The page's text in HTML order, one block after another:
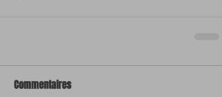
Commentaires